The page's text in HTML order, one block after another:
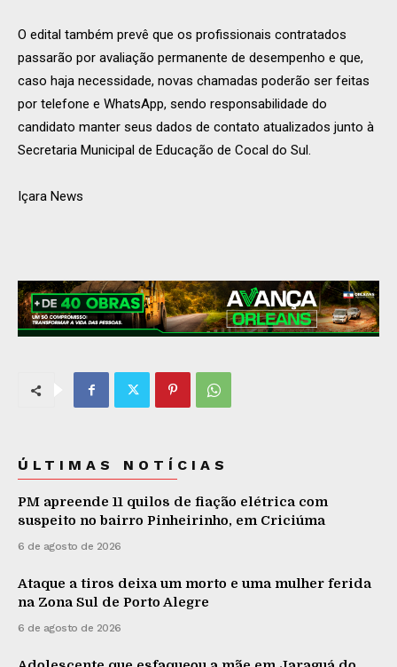
O edital também prevê que os profissionais contratados
passarão por avaliação permanente de desempenho e que,
caso haja necessidade, novas chamadas poderão ser feitas
por telefone e WhatsApp, sendo responsabilidade do
candidato manter seus dados de contato atualizados junto à
Secretaria Municipal de Educação de Cocal do Sul.
Içara News
ÚLTIMAS NOTÍCIAS
PM apreende 11 quilos de fiação elétrica com
suspeito no bairro Pinheirinho, em Criciúma
6 de agosto de 2026
Ataque a tiros deixa um morto e uma mulher ferida
na Zona Sul de Porto Alegre
6 de agosto de 2026